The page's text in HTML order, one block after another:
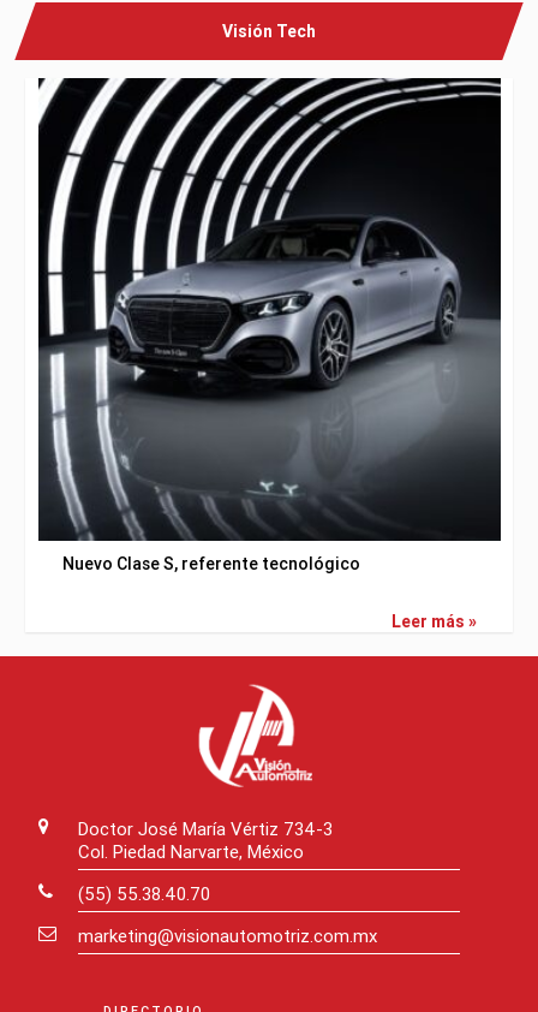
Visión Tech
Nuevo Clase S, referente tecnológico
Leer más »
Doctor José María Vértiz 734-3
Col. Piedad Narvarte, México
(55) 55.38.40.70
marketing@visionautomotriz.com.mx